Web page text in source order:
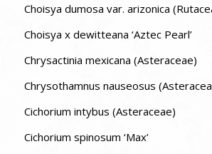
Choisya dumosa var. arizonica
Choisya x dewitteana ‘Aztec Pearl’
Chrysactinia mexicana (Asteraceae)
Chrysothamnus nauseosus
Cichorium intybus (Asteraceae)
Cichorium spinosum ‘Max’